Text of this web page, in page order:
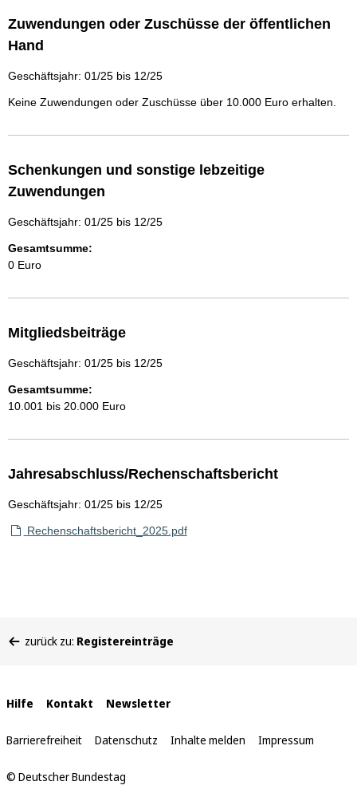
Zuwendungen oder Zuschüsse der öffentlichen
Hand
Geschäftsjahr: 01/25 bis 12/25
Keine Zuwendungen oder Zuschüsse über 10.000 Euro erhalten.
Schenkungen und sonstige lebzeitige
Zuwendungen
Geschäftsjahr: 01/25 bis 12/25
Gesamtsumme:
0 Euro
Mitgliedsbeiträge
Geschäftsjahr: 01/25 bis 12/25
Gesamtsumme:
10.001 bis 20.000 Euro
Jahresabschluss/Rechenschaftsbericht
Geschäftsjahr: 01/25 bis 12/25
Rechenschaftsbericht_2025.pdf
befinden
zurück zu: Registereinträge
Interne
Links
Hilfe Kontakt Newsletter
Barrierefreiheit Datenschutz Inhalte melden Impressum
© Deutscher Bundestag